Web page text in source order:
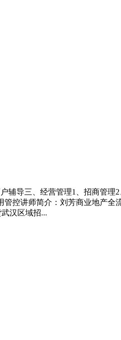
导三、经营管理1、招商管理
控讲师简介：刘芳商业地产
汉区域招...